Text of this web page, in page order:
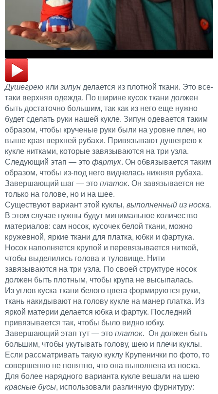
Душегрею или зипун делается из плотной ткани. Это все-
таки верхняя одежда. По ширине кусок ткани должен
быть достаточно большим, так как из него еще нужно
будет сделать руки нашей кукле. Зипун одевается таким
образом, чтобы крученые руки были на уровне плеч, но
выше края верхней рубахи. Привязывают душегрею к
кукле нитками, которые завязываются на три узла.
Следующий этап — это фартук. Он обвязывается таким
образом, чтобы из-под него виднелась нижняя рубаха.
Завершающий шаг — это платок. Он завязывается не
только на голове, но и на шее.
Существуют вариант этой куклы, выполненный из носка.
В этом случае нужны будут минимальное количество
материалов: сам носок, кусочек белой ткани, можно
кружевной, яркие ткани для платка, юбки и фартука.
Носок наполняется крупой и перевязывается ниткой,
чтобы выделились голова и туловище. Нити
завязываются на три узла. По своей структуре носок
должен быть плотным, чтобы крупа не высыпалась.
Из углов куска ткани белого цвета формируются руки,
ткань накидывают на голову кукле на манер платка. Из
яркой материи делается юбка и фартук. Последний
привязывается так, чтобы было видно юбку.
Завершающий этап тут — это платок. Он должен быть
большим, чтобы укутывать голову, шею и плечи куклы.
Если рассматривать такую куклу Крупенички по фото, то
совершенно не понятно, что она выполнена из носка.
Для более нарядного варианта кукле вешали на шею
красные бусы, использовали различную фурнитуру: